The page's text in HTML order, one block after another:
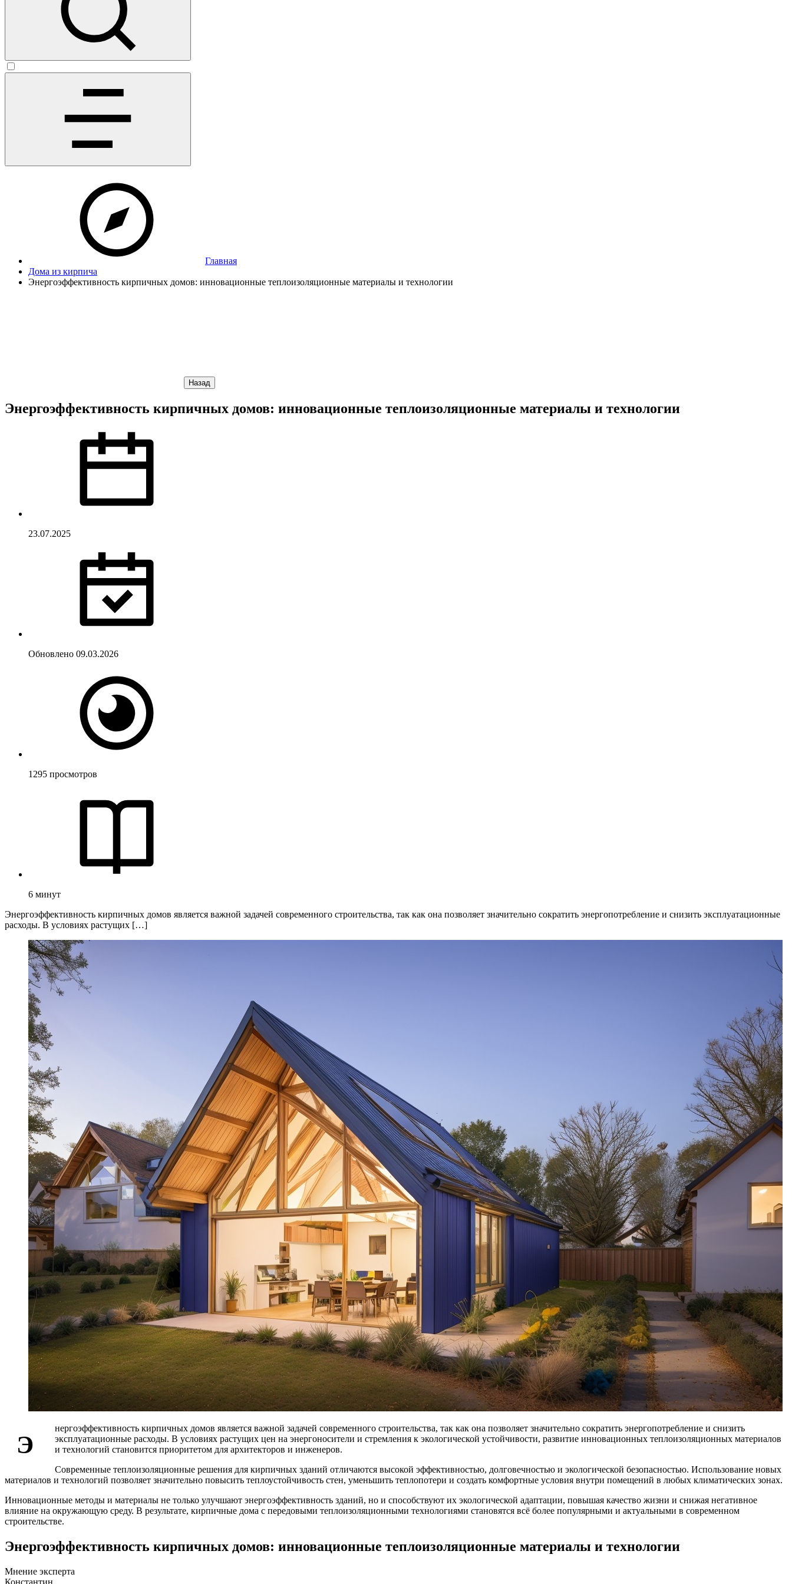
Главная
Дома из кирпича
Энергоэффективность кирпичных домов: инновационные теплоизоляционные материалы и технологии
Назад
Энергоэффективность кирпичных домов: инновационные теплоизоляционные материалы и технологии
23.07.2025
Обновлено 09.03.2026
1295 просмотров
6 минут
Энергоэффективность кирпичных домов является важной задачей современного строительства, так как она позволяет значительно сократить энергопотребление и снизить эксплуатационные
расходы. В условиях растущих […]
Э
нергоэффективность кирпичных домов является важной задачей современного строительства, так как она позволяет значительно сократить энергопотребление и снизить
эксплуатационные расходы. В условиях растущих цен на энергоносители и стремления к экологической устойчивости, развитие инновационных теплоизоляционных материалов
и технологий становится приоритетом для архитекторов и инженеров.
Современные теплоизоляционные решения для кирпичных зданий отличаются высокой эффективностью, долговечностью и экологической безопасностью. Использование новых
материалов и технологий позволяет значительно повысить теплоустойчивость стен, уменьшить теплопотери и создать комфортные условия внутри помещений в любых климатических зонах.
Инновационные методы и материалы не только улучшают энергоэффективность зданий, но и способствуют их экологической адаптации, повышая качество жизни и снижая негативное
влияние на окружающую среду. В результате, кирпичные дома с передовыми теплоизоляционными технологиями становятся всё более популярными и актуальными в современном
строительстве.
Энергоэффективность кирпичных домов: инновационные теплоизоляционные материалы и технологии
Мнение эксперта
Константин